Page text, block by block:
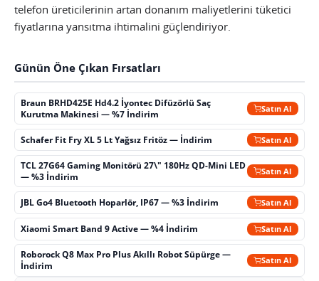
telefon üreticilerinin artan donanım maliyetlerini tüketici
fiyatlarına yansıtma ihtimalini güçlendiriyor.
Günün Öne Çıkan Fırsatları
Braun BRHD425E Hd4.2 İyontec Difüzörlü Saç
Kurutma Makinesi — %7 İndirim
Satın Al
Schafer Fit Fry XL 5 Lt Yağsız Fritöz — İndirim Satın Al
TCL 27G64 Gaming Monitörü 27\" 180Hz QD-Mini LED
— %3 İndirim
Satın Al
JBL Go4 Bluetooth Hoparlör, IP67 — %3 İndirim Satın Al
Xiaomi Smart Band 9 Active — %4 İndirim Satın Al
Roborock Q8 Max Pro Plus Akıllı Robot Süpürge —
İndirim
Satın Al